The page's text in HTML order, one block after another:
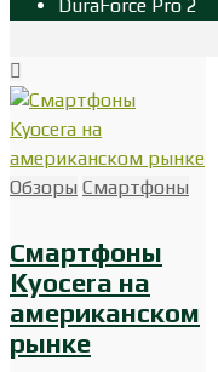
DuraForce Pro 2
Обзоры Смартфоны
Смартфоны
Kyocera на
американском
рынке